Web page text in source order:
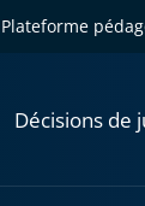
Plateforme
Décisions de